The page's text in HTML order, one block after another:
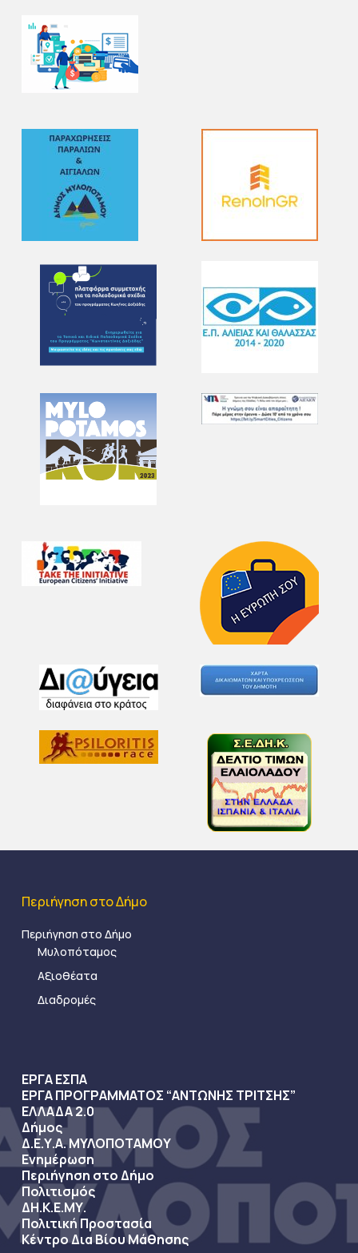
Περιήγηση στο Δήμο
Περιήγηση στο Δήμο
Μυλοπόταμος
Αξιοθέατα
Διαδρομές
ΕΡΓΑ ΕΣΠΑ
ΕΡΓΑ ΠΡΟΓΡΑΜΜΑΤΟΣ “ΑΝΤΩΝΗΣ ΤΡΙΤΣΗΣ”
ΕΛΛΑΔΑ 2.0
Δήμος
Δ.Ε.Υ.Α. ΜΥΛΟΠΟΤΑΜΟΥ
Ενημέρωση
Περιήγηση στο Δήμο
Πολιτισμός
ΔΗ.Κ.Ε.ΜΥ.
Πολιτική Προστασία
Κέντρο Δια Βίου Μάθησης